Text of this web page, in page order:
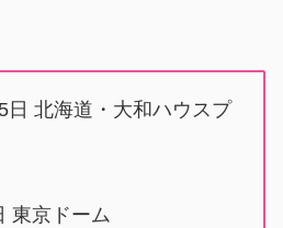
北海道・大和ハウスプ
東京ドーム